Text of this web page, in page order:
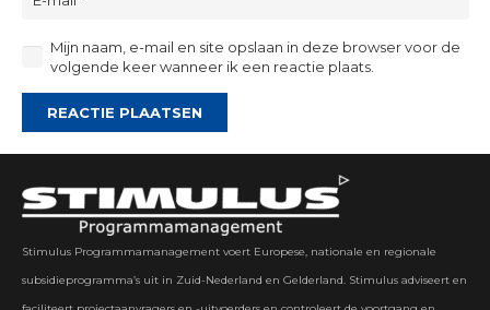
Mijn naam, e-mail en site opslaan in deze browser voor de
volgende keer wanneer ik een reactie plaats.
REACTIE PLAATSEN
Stimulus Programmamanagement voert Europese, nationale en regionale
subsidieprogramma’s uit in Zuid-Nederland en Gelderland. Stimulus adviseert en